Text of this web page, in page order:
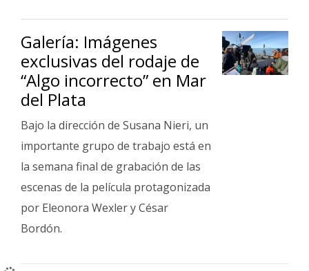
Galería: Imágenes
exclusivas del rodaje de
“Algo incorrecto” en Mar
del Plata
Bajo la dirección de Susana Nieri, un
importante grupo de trabajo está en
la semana final de grabación de las
escenas de la película protagonizada
por Eleonora Wexler y César
Bordón.